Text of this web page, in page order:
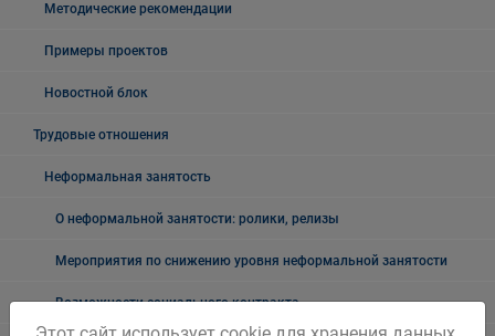
Методические рекомендации
Примеры проектов
Новостной блок
Трудовые отношения
Неформальная занятость
О неформальной занятости: ролики, релизы
Мероприятия по снижению уровня неформальной занятости
Возможности социального контракта